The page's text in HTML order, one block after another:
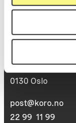
St. Olavs plass
0130 Oslo
post@koro.no
22 99 11 99